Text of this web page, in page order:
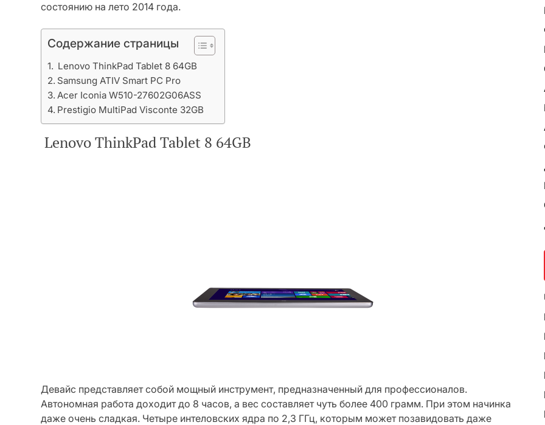
состоянию на лето 2014 года.
Содержание страницы
Lenovo ThinkPad Tablet 8 64GB
Samsung ATIV Smart PC Pro
Acer Iconia W510-27602G06ASS
Prestigio MultiPad Visconte 32GB
Lenovo ThinkPad Tablet 8 64GB
Девайс представляет собой мощный инструмент, предназначенный для профессионалов.
Автономная работа доходит до 8 часов, а вес составляет чуть более 400 грамм. При этом начинка
даже очень сладкая. Четыре интеловских ядра по 2,3 ГГц, которым может позавидовать даже